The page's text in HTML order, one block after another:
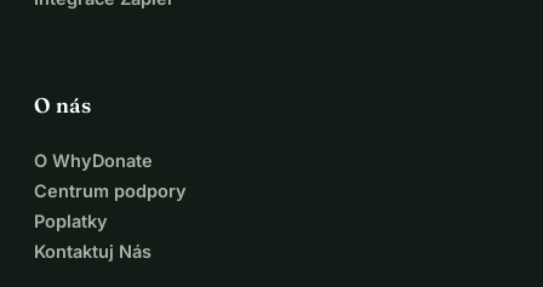
O nás
O WhyDonate
Centrum podpory
Poplatky
Kontaktuj Nás